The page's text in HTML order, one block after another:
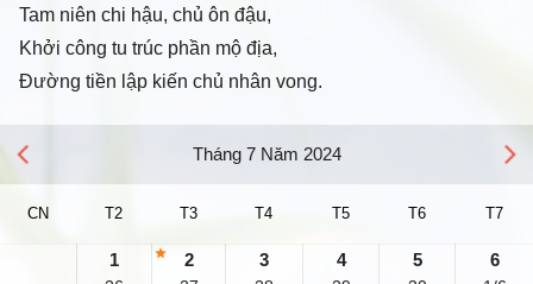
Tam niên chi hậu, chủ ôn đậu,
Khởi công tu trúc phần mộ địa,
Đường tiền lập kiến chủ nhân vong.
Tháng 7 Năm 2024
CN T2 T3 T4 T5 T6 T7
1 2 3 4 5 6